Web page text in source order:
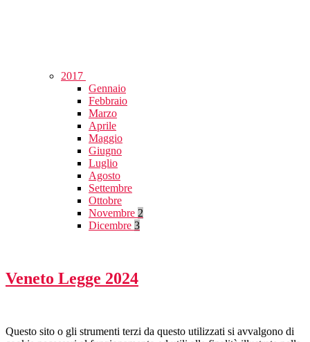
2017
Gennaio
Febbraio
Marzo
Aprile
Maggio
Giugno
Luglio
Agosto
Settembre
Ottobre
Novembre 2
Dicembre 3
Veneto Legge 2024
Questo sito o gli strumenti terzi da questo utilizzati si avvalgono di